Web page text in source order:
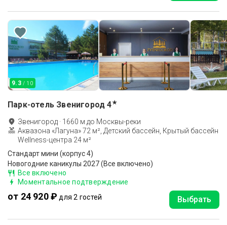
9.3 / 10
Парк-отель Звенигород 4★
Звенигород · 1660 м до Москвы-реки
Аквазона «Лагуна» 72 м², Детский бассейн, Крытый бассейн
Wellness-центра 24 м²
Стандарт мини (корпус 4)
Новогодние каникулы 2027 (Все включено)
Все включено
Моментальное подтверждение
от 24 920 ₽ для 2 гостей Выбрать